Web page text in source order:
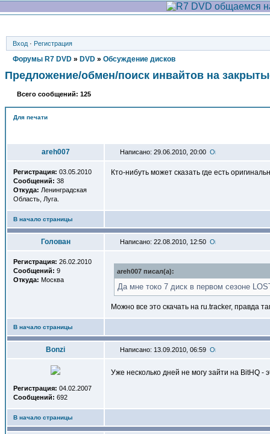
Вход · Регистрация
Форумы R7 DVD » DVD » Обсуждение дисков
Предложение/обмен/поиск инвайтов на
Всего сообщений: 125
Для печати
areh007 Написано: 29.06.2010, 20:00
Регистрация: 03.05.2010
Сообщений: 38
Откуда: Ленинградская
Область, Луга.
Кто-нибуть может сказать где есть
В начало страницы
Голован Написано: 22.08.2010, 12:50
Регистрация: 26.02.2010
Сообщений: 9
Откуда: Москва
areh007 писал(a):
Да мне токо 7 диск в первом сезоне
Можно все это скачать на ru.traсker, правда
В начало страницы
Bonzi Написано: 13.09.2010, 06:59
Регистрация: 04.02.2007
Сообщений: 692
Уже несколько дней не могу зайти на BitHQ -
В начало страницы